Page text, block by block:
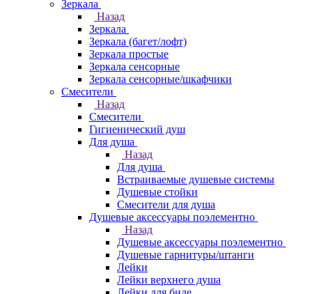
Зеркала
Назад
Зеркала
Зеркала (багет/лофт)
Зеркала простые
Зеркала сенсорные
Зеркала сенсорные/шкафчики
Смесители
Назад
Смесители
Гигиенический душ
Для душа
Назад
Для душа
Встраиваемые душевые системы
Душевые стойки
Смесители для душа
Душевые аксессуары поэлементно
Назад
Душевые аксессуары поэлементно
Душевые гарнитуры/штанги
Лейки
Лейки верхнего душа